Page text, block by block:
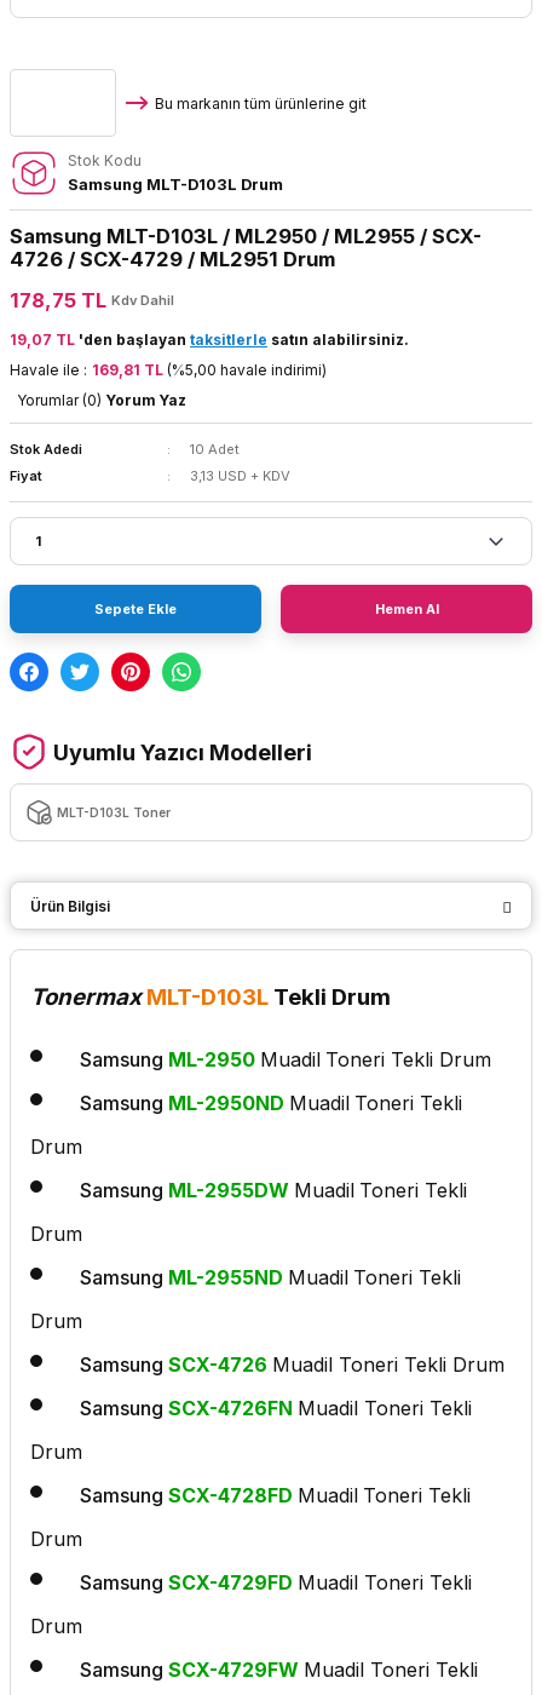
Bu markanın tüm ürünlerine git
Stok Kodu
Samsung MLT-D103L Drum
Samsung MLT-D103L / ML2950 / ML2955 / SCX-
4726 / SCX-4729 / ML2951 Drum
178,75 TL Kdv Dahil
19,07 TL 'den başlayan taksitlerle satın alabilirsiniz.
Havale ile : 169,81 TL (%5,00 havale indirimi)
Yorumlar (0) Yorum Yaz
Stok Adedi
10 Adet
Fiyat
3,13 USD + KDV
Sepete Ekle Hemen Al
Uyumlu Yazıcı Modelleri
MLT-D103L Toner
Ürün Bilgisi
Tonermax MLT-D103L Tekli Drum
Samsung ML-2950 Muadil Toneri Tekli Drum
Samsung ML-2950ND Muadil Toneri Tekli
Drum
Samsung ML-2955DW Muadil Toneri Tekli
Drum
Samsung ML-2955ND Muadil Toneri Tekli
Drum
Samsung SCX-4726 Muadil Toneri Tekli Drum
Samsung SCX-4726FN Muadil Toneri Tekli
Drum
Samsung SCX-4728FD Muadil Toneri Tekli
Drum
Samsung SCX-4729FD Muadil Toneri Tekli
Drum
Samsung SCX-4729FW Muadil Toneri Tekli